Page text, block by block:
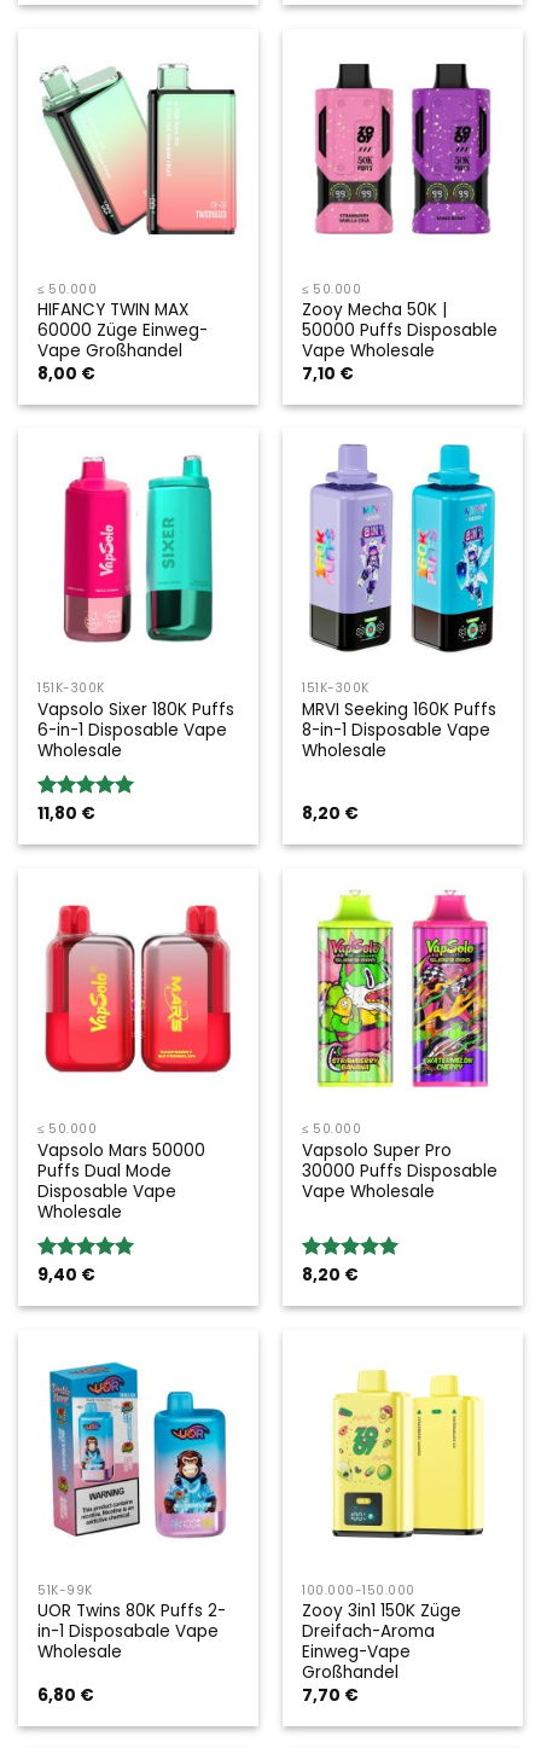
≤ 50.000
HIFANCY TWIN MAX
60000 Züge Einweg-
Vape Großhandel
8,00 €
≤ 50.000
Zooy Mecha 50K |
50000 Puffs Disposable
Vape Wholesale
7,10 €
151K-300K
Vapsolo Sixer 180K Puffs
6-in-1 Disposable Vape
Wholesale
Bewertung:
11,80 €
151K-300K
MRVI Seeking 160K Puffs
8-in-1 Disposable Vape
Wholesale
8,20 €
≤ 50.000
Vapsolo Mars 50000
Puffs Dual Mode
Disposable Vape
Wholesale
Bewertung:
9,40 €
≤ 50.000
Vapsolo Super Pro
30000 Puffs Disposable
Vape Wholesale
Bewertung:
8,20 €
51K-99K
UOR Twins 80K Puffs 2-
in-1 Disposabale Vape
Wholesale
6,80 €
100.000-150.000
Zooy 3in1 150K Züge
Dreifach-Aroma
Einweg-Vape
Großhandel
7,70 €